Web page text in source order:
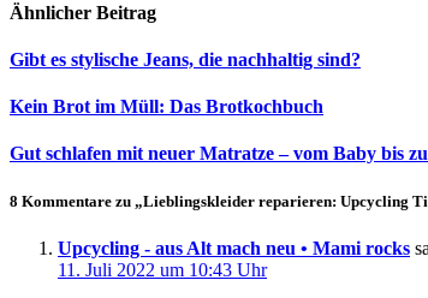
Ähnlicher Beitrag
Gibt es stylische Jeans, die nachhaltig sind?
Kein Brot im Müll: Das Brotkochbuch
Gut schlafen mit neuer Matratze – vom Baby bis
8 Kommentare zu „Lieblingskleider reparieren: Upcycling
Upcycling - aus Alt mach neu • Mami rocks
11. Juli 2022 um 10:43 Uhr